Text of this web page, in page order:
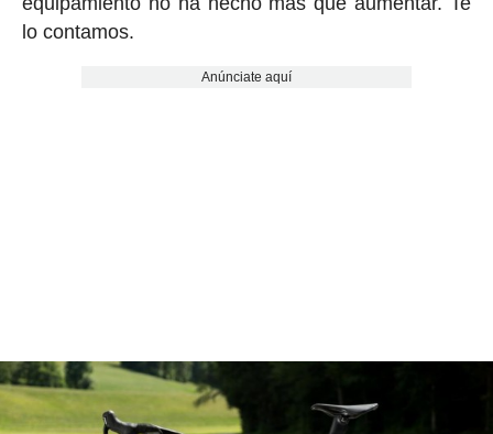
lo contamos.
Anúnciate aquí